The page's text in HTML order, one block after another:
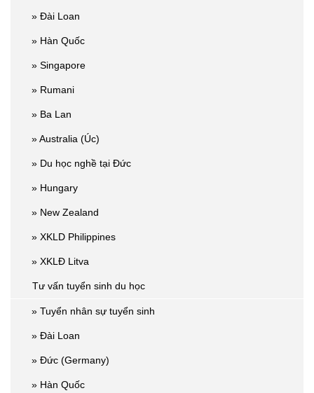
» Đài Loan
» Hàn Quốc
» Singapore
» Rumani
» Ba Lan
» Australia (Úc)
» Du học nghề tại Đức
» Hungary
» New Zealand
» XKLD Philippines
» XKLĐ Litva
Tư vấn tuyển sinh du học
» Tuyển nhân sự tuyển sinh
» Đài Loan
» Đức (Germany)
» Hàn Quốc